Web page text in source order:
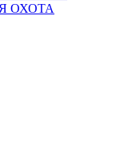
ОХОТА